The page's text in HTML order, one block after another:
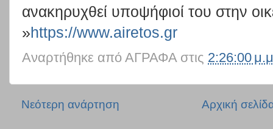
ανακηρυχθεί υποψήφιοί του στην
»https://www.airetos.gr
Αναρτήθηκε από ΑΓΡΑΦΑ στις 2:26:00
Νεότερη ανάρτηση Αρχική